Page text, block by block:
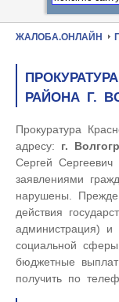
ЖАЛОБА.ОНЛАЙН
РАЙОНА Г.
Прокуратура
адресу: г.
Сергей
заявлениями
нарушены.
действия
администрация) и
социальной
бюджетные
получить по